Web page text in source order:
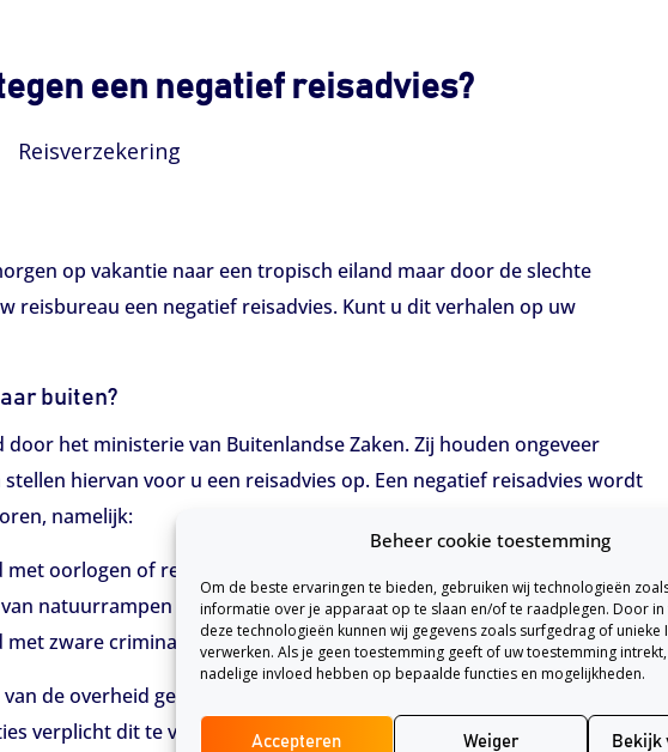
Beheer cookie toestemming
Om de beste ervaringen te bieden, gebruiken wij technologieën
informatie over je apparaat op te slaan en/of te raadplegen. Door
deze technologieën kunnen wij gegevens zoals surfgedrag of unieke
verwerken. Als je geen toestemming geeft of uw toestemming
nadelige invloed hebben op bepaalde functies en mogelijkheden.
Accepteren Weiger Bekijk
een negatief reisadvies?
Reisverzekering
op vakantie naar een tropisch eiland maar door de slechte
reisbureau een negatief reisadvies. Kunt u dit verhalen op uw
buiten?
het ministerie van Buitenlandse Zaken. Zij houden ongeveer
hiervan voor u een reisadvies op. Een negatief reisadvies wordt
namelijk:
oorlogen of rellen
natuurrampen
met zware criminaliteit
de overheid gegeven. Mocht er een negatief reisadvies worden
verplicht dit te vermelden.